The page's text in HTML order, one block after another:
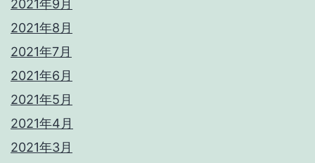
2021年9月
2021年8月
2021年7月
2021年6月
2021年5月
2021年4月
2021年3月